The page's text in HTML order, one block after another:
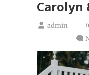
Carolyn
admin